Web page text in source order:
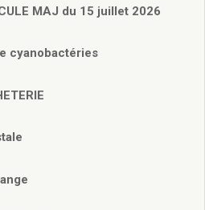
règlementation
funéraire
MAJ du 15 juillet 2026
cyanobactéries